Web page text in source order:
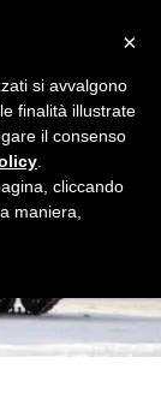
×
si avvalgono
finalità illustrate
il consenso
cliccando
maniera,